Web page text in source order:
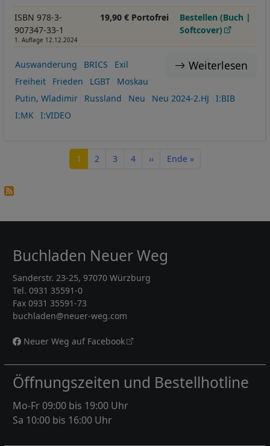
ISBN 978-3-
907347-33-1
1. Auflage 12.12.2024
19,90 € Portofrei
Bestellen (Buch |
Softcover)
Weiterlesen
Auswanderung BRICS
Exil
Freiheit
Frieden LGBT
Moskau
Putin, Wladimir
Russland Neu Neu 2024-2.HJ
I:BIB
I:MK
I:VIDEO
Seite
1 Seite
2 Seite
3 Seite
4 Nächste Seite
›› Letzte Seite
Ende »
Buchladen Neuer Weg
Sanderstr. 23-25, 97070 Würzburg
Tel. 0931 35591-0
Fax 0931 35591-73
buchladen@neuer-weg.com
Neuer Weg auf Facebook
Öffnungszeiten und Bestellhotline
Mo-Fr 09:00 bis 19:00 Uhr
Sa 10:00 bis 16:00 Uhr